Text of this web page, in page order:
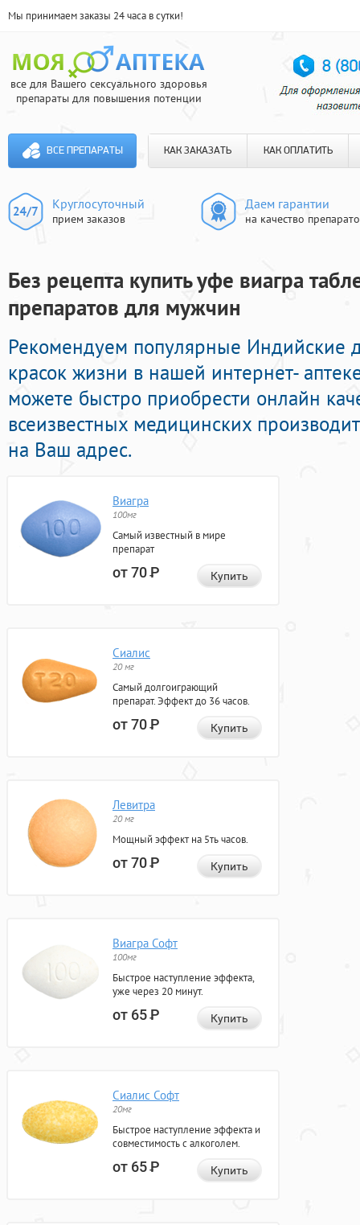
Мы принимаем заказы 24 часа в сутки!
все для Вашего сексуального здоровья
препараты для повышения потенции
ВСЕ ПРЕПАРАТЫ КАК ЗАКАЗАТЬ КАК ОПЛАТИТЬ
Круглосуточный
прием заказов
Даем гарантии
на качество
Без рецепта купить уфе виагра
препаратов для мужчин
Рекомендуем популярные Индийские
красок жизни в нашей интернет-
можете быстро приобрести онлайн
всеизвестных медицинских
на Ваш адрес.
Виагра
100мг
Самый известный в мире
препарат
от 70Р Купить
Сиалис
20 мг
Самый долгоиграющий
препарат. Эффект до 36 часов.
от 70Р Купить
Левитра
20 мг
Мощный эффект на 5ть часов.
от 70Р Купить
Виагра Софт
100мг
Быстрое наступление эффекта,
уже через 20 минут.
от 65Р Купить
Сиалис Софт
20мг
Быстрое наступление эффекта и
совместимость с алкоголем.
от 65Р Купить